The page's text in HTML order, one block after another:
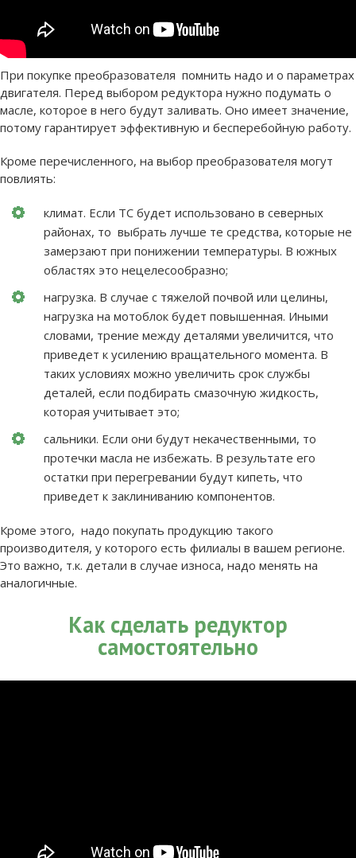
При покупке преобразователя помнить надо и о параметрах
двигателя. Перед выбором редуктора нужно подумать о
масле, которое в него будут заливать. Оно имеет значение,
потому гарантирует эффективную и бесперебойную работу.
Кроме перечисленного, на выбор преобразователя могут
повлиять:
климат. Если ТС будет использовано в северных
районах, то выбрать лучше те средства, которые не
замерзают при понижении температуры. В южных
областях это нецелесообразно;
нагрузка. В случае с тяжелой почвой или целины,
нагрузка на мотоблок будет повышенная. Иными
словами, трение между деталями увеличится, что
приведет к усилению вращательного момента. В
таких условиях можно увеличить срок службы
деталей, если подбирать смазочную жидкость,
которая учитывает это;
сальники. Если они будут некачественными, то
протечки масла не избежать. В результате его
остатки при перегревании будут кипеть, что
приведет к заклиниванию компонентов.
Кроме этого, надо покупать продукцию такого
производителя, у которого есть филиалы в вашем регионе.
Это важно, т.к. детали в случае износа, надо менять на
аналогичные.
Как сделать редуктор
самостоятельно